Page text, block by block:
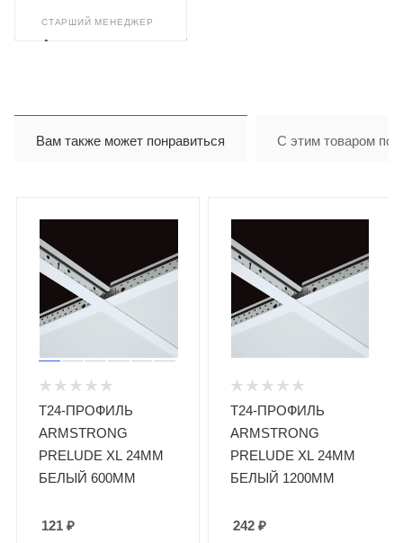
СТАРШИЙ МЕНЕДЖЕР
Александр
Вам также может понравиться С этим товаром
Т24-ПРОФИЛЬ
ARMSTRONG
PRELUDE XL 24ММ
БЕЛЫЙ 600ММ
121 ₽
Т24-ПРОФИЛЬ
ARMSTRONG
PRELUDE XL 24ММ
БЕЛЫЙ 1200ММ
242 ₽